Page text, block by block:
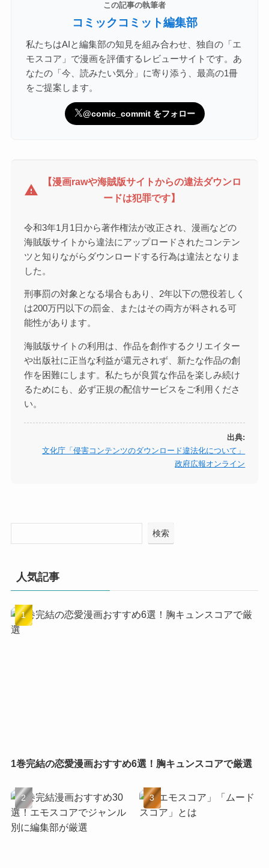
この記事の執筆者
コミックコミット編集部
私たちはAIと編集部の知見を組み合わせ、独自の「エ
モスコア」で漫画を評価するレビューサイトです。あ
なたの「今、読みたい気分」に寄り添う、最高の1冊
をご提案します。
@comic_commit をフォロー
warning
【漫画rawや海賊版サイトからの違法ダウンロ
ードは犯罪です】
令和3年1月1日から著作権法が改正され、漫画などの
海賊版サイトから違法にアップロードされたコンテン
ツと知りながらダウンロードする行為は違法となりま
した。
刑事罰の対象となる場合もあり、2年以下の懲役若しく
は200万円以下の罰金、またはその両方が科される可
能性があります。
海賊版サイトの利用は、作品を創作するクリエイター
や出版社に正当な利益が還元されず、新たな作品の創
作を困難にします。私たちが良質な作品を楽しみ続け
るためにも、必ず正規の配信サービスをご利用くださ
い。
出典:
文化庁「侵害コンテンツのダウンロード違法化について」
政府広報オンライン
検索
人気記事
1巻完結の恋愛漫画おすすめ6選！胸キュンスコアで厳選